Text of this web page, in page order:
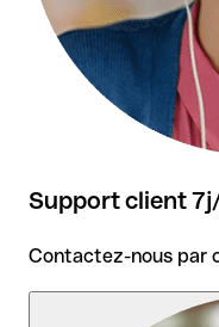
Support client
Contactez-nous par